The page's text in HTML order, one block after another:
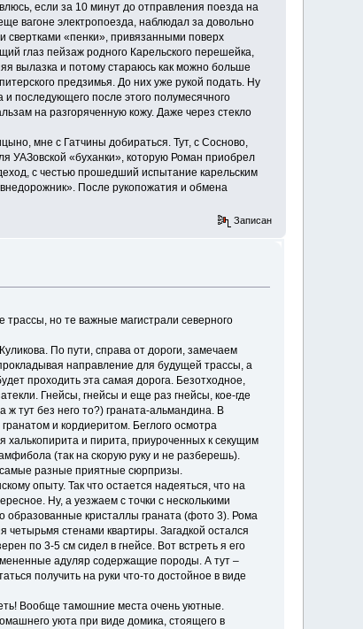
если за 10 минут до отправления поезда на
вагоне электропоезда, наблюдал за довольно
свертками «пенки», привязанными поверх
глаз пейзаж родного Карельского перешейка,
вылазка и потому стараюсь как можно больше
предзимья. До них уже рукой подать. Ну
последующего после этого полумесячного
на разгоряченную кожу. Даже через стекло
мне с Гатчины добираться. Тут, с Сосново,
УАЗовской «буханки», которую Роман приобрел
с честью прошедший испытание карельским
После рукопожатия и обмена
Записан
трассы, но те важные магистрали северного
По пути, справа от дороги, замечаем
направление для будущей трассы, а
проходить эта самая дорога. Безотходное,
Гнейсы, гнейсы и еще раз гнейсы, кое-где
тут без него то?) граната-альмандина. В
и кордиеритом. Беглого осмотра
халькопирита и пирита, приуроченных к секущим
(так на скорую руку и не разберешь).
самые разные приятные сюрпризы.
опыту. Так что остается надеяться, что на
Ну, а уезжаем с точки с несколькими
образованные кристаллы граната (фото 3). Рома
стенами квартиры. Загадкой остался
по 3-5 см сидел в гнейсе. Вот встреть я его
адуляр содержащие породы. А тут –
получить на руки что-то достойное в виде
Вообще тамошние места очень уютные.
уюта при виде домика, стоящего в